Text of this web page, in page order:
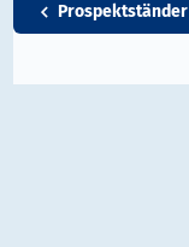
Prospektständer